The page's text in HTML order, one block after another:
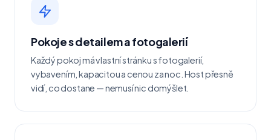
Pokoje s detailem a fotogalerií
Každý pokoj má vlastní stránku s fotogalerií,
vybavením, kapacitou a cenou za noc. Host přesně
vidí, co dostane — nemusí nic domýšlet.